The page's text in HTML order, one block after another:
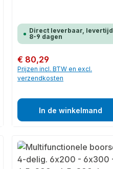
Direct leverbaar, levertijd
8-9 dagen
Normale prijs:
€ 80,29
Prijzen incl. BTW en excl.
verzendkosten
In de winkelmand